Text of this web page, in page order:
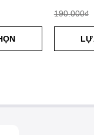
Được
hạng
5
190.000₫